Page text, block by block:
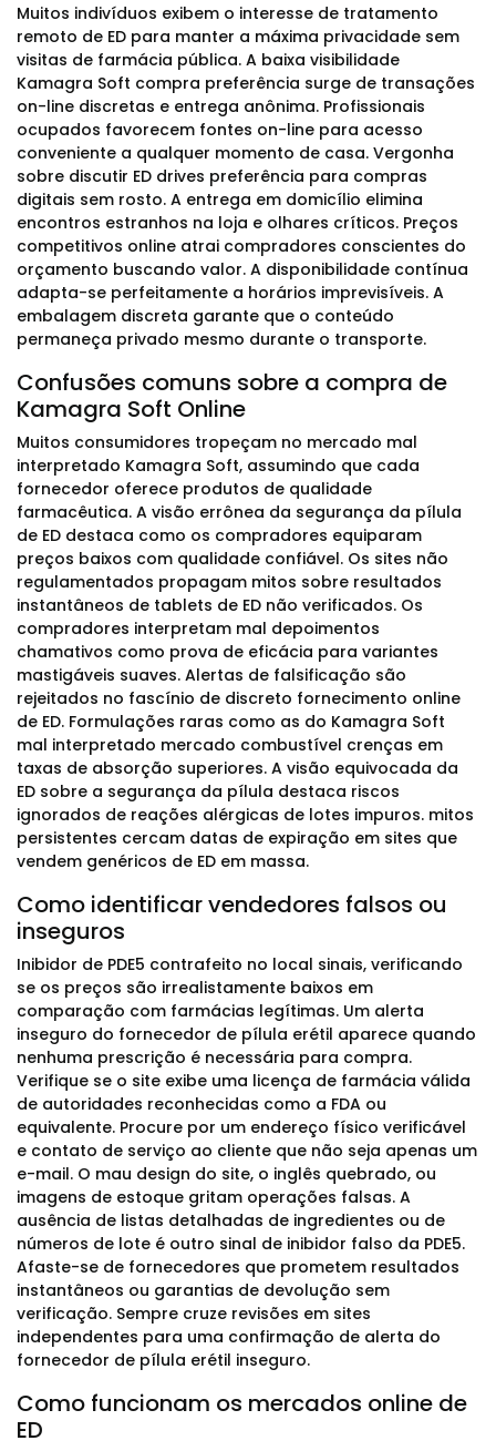
Muitos indivíduos exibem o interesse de tratamento
remoto de ED para manter a máxima privacidade sem
visitas de farmácia pública. A baixa visibilidade
Kamagra Soft compra preferência surge de transações
on-line discretas e entrega anônima. Profissionais
ocupados favorecem fontes on-line para acesso
conveniente a qualquer momento de casa. Vergonha
sobre discutir ED drives preferência para compras
digitais sem rosto. A entrega em domicílio elimina
encontros estranhos na loja e olhares críticos. Preços
competitivos online atrai compradores conscientes do
orçamento buscando valor. A disponibilidade contínua
adapta-se perfeitamente a horários imprevisíveis. A
embalagem discreta garante que o conteúdo
permaneça privado mesmo durante o transporte.
Confusões comuns sobre a compra de
Kamagra Soft Online
Muitos consumidores tropeçam no mercado mal
interpretado Kamagra Soft, assumindo que cada
fornecedor oferece produtos de qualidade
farmacêutica. A visão errônea da segurança da pílula
de ED destaca como os compradores equiparam
preços baixos com qualidade confiável. Os sites não
regulamentados propagam mitos sobre resultados
instantâneos de tablets de ED não verificados. Os
compradores interpretam mal depoimentos
chamativos como prova de eficácia para variantes
mastigáveis suaves. Alertas de falsificação são
rejeitados no fascínio de discreto fornecimento online
de ED. Formulações raras como as do Kamagra Soft
mal interpretado mercado combustível crenças em
taxas de absorção superiores. A visão equivocada da
ED sobre a segurança da pílula destaca riscos
ignorados de reações alérgicas de lotes impuros. mitos
persistentes cercam datas de expiração em sites que
vendem genéricos de ED em massa.
Como identificar vendedores falsos ou
inseguros
Inibidor de PDE5 contrafeito no local sinais, verificando
se os preços são irrealistamente baixos em
comparação com farmácias legítimas. Um alerta
inseguro do fornecedor de pílula erétil aparece quando
nenhuma prescrição é necessária para compra.
Verifique se o site exibe uma licença de farmácia válida
de autoridades reconhecidas como a FDA ou
equivalente. Procure por um endereço físico verificável
e contato de serviço ao cliente que não seja apenas um
e-mail. O mau design do site, o inglês quebrado, ou
imagens de estoque gritam operações falsas. A
ausência de listas detalhadas de ingredientes ou de
números de lote é outro sinal de inibidor falso da PDE5.
Afaste-se de fornecedores que prometem resultados
instantâneos ou garantias de devolução sem
verificação. Sempre cruze revisões em sites
independentes para uma confirmação de alerta do
fornecedor de pílula erétil inseguro.
Como funcionam os mercados online de
ED